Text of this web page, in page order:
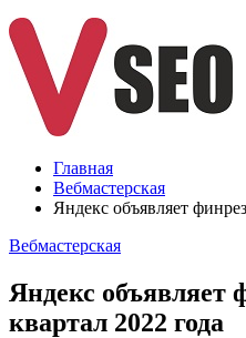
Главная
Вебмастерская
Яндекс объявляет
Вебмастерская
Яндекс объявляет
квартал 2022 года